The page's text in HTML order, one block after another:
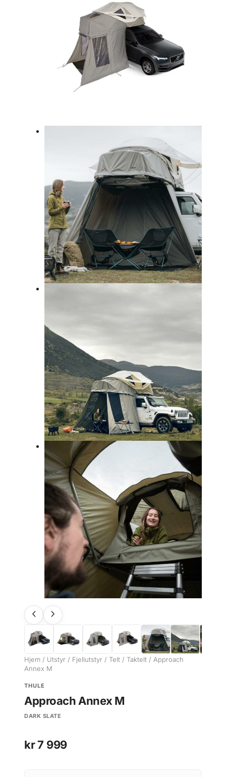
Hjem / Utstyr / Fjellutstyr / Telt / Taktelt / Approach
Annex M
THULE
Approach Annex M
DARK SLATE
kr7 999